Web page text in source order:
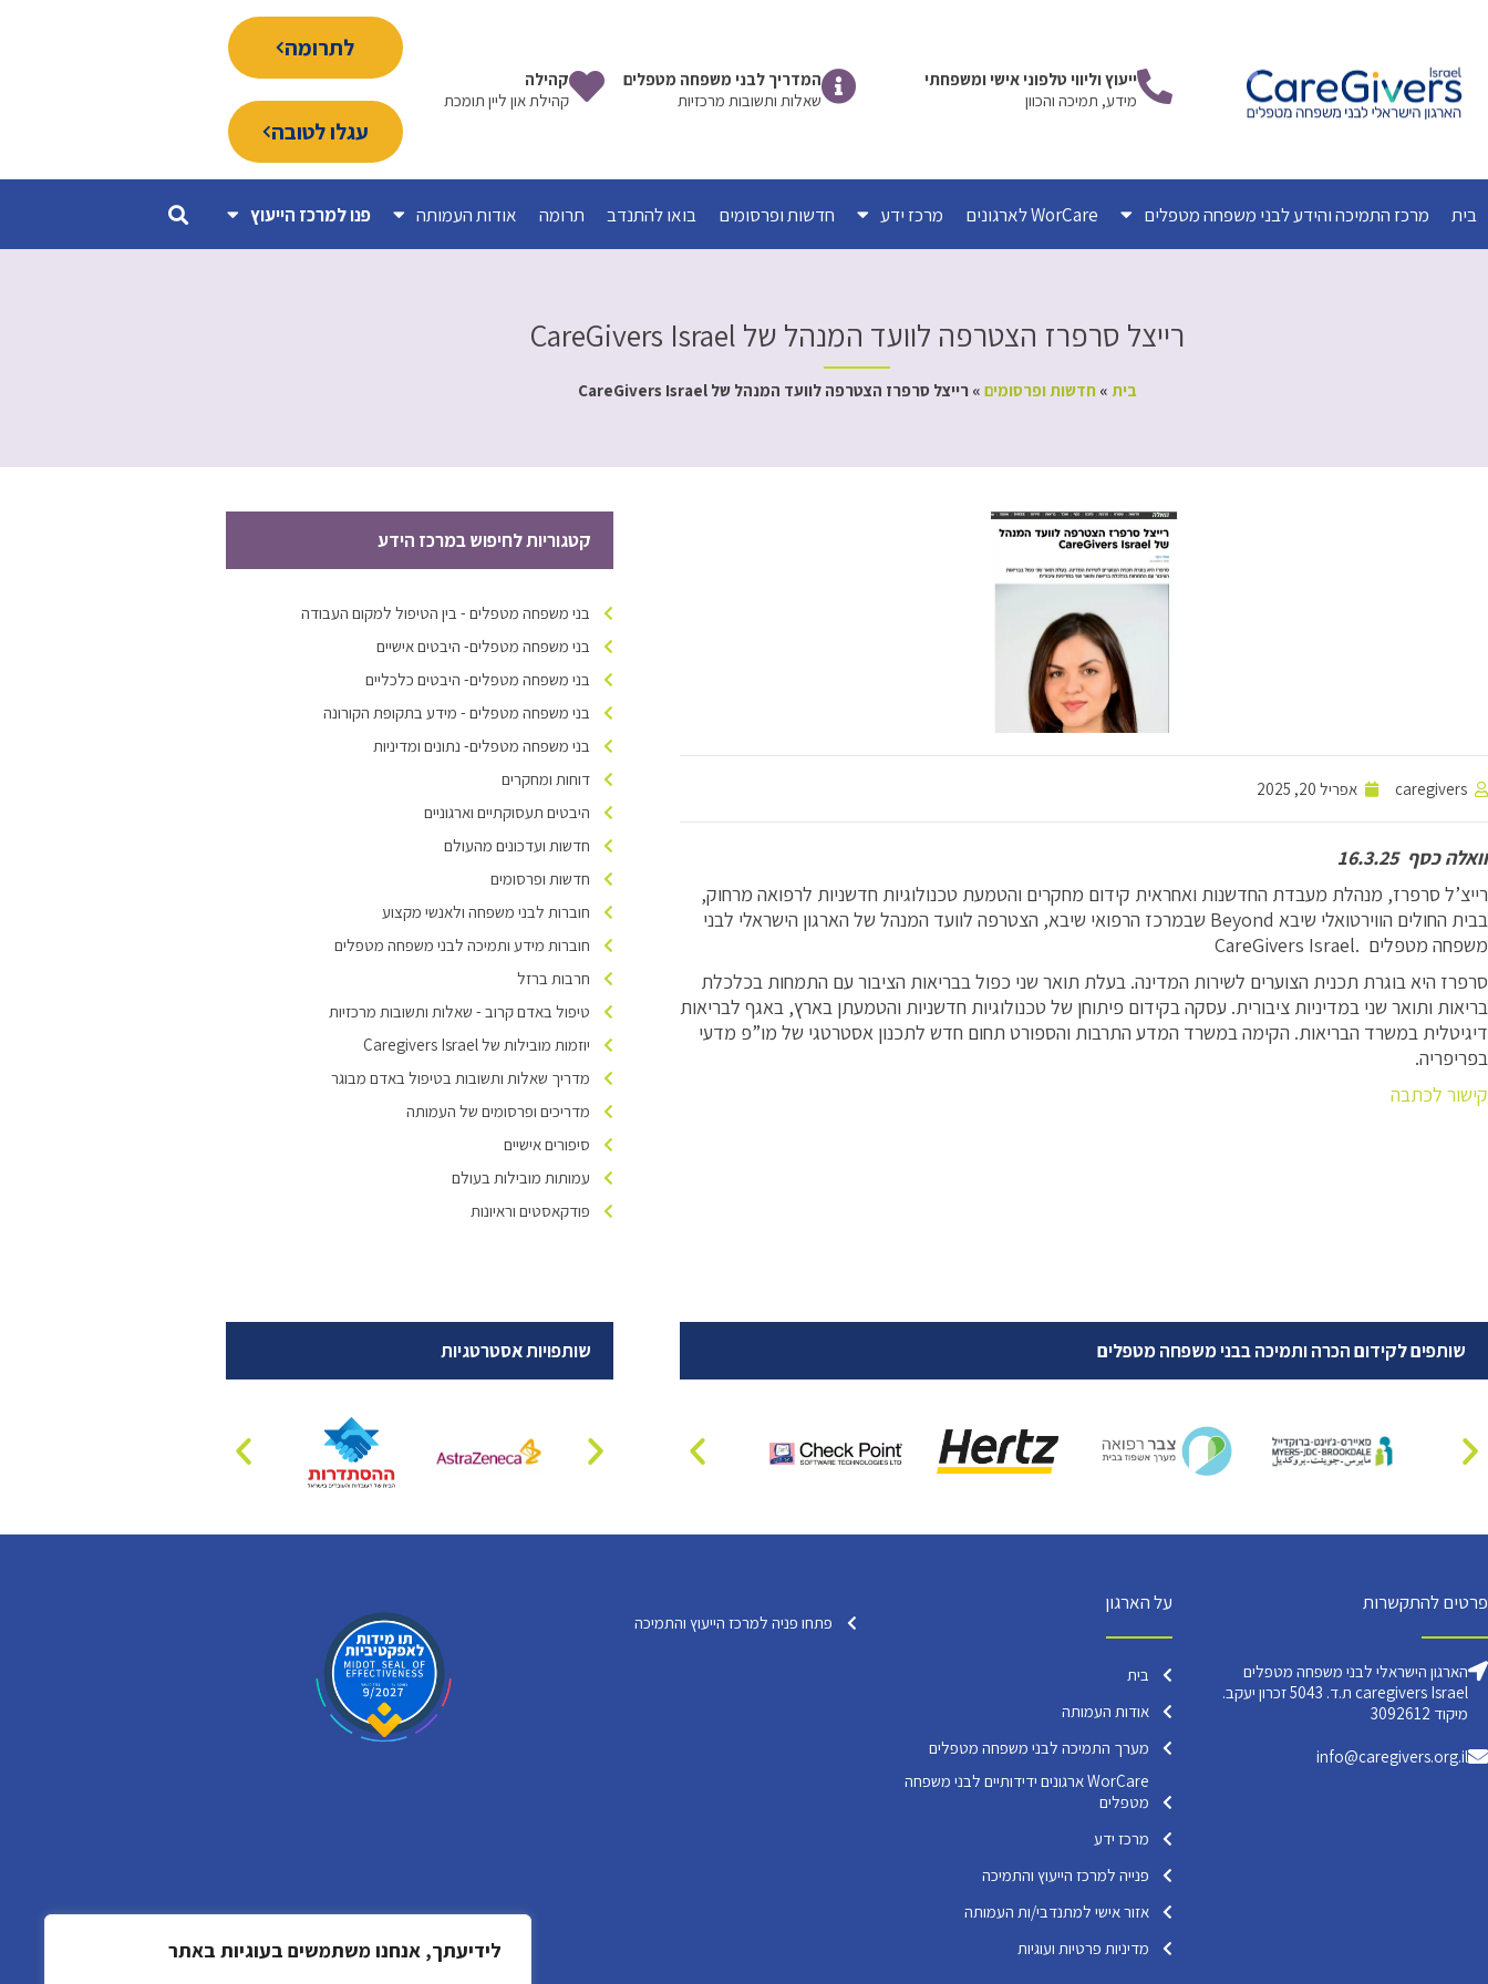
לידיעתך, אנחנו משתמשים בעוגיות באתר
ייעוץ וליווי טלפוני אישי ומשפחתי
מידע, תמיכה והכוון
המדריך לבני משפחה מטפלים
שאלות ותשובות מרכזיות
קהילה
קהילת און ליין תומכת
לתרומה
עגלו לטובה
בית מרכז התמיכה והידע לבני משפחה מטפלים WorCare לארגונים מרכז ידע חדשות ופרסומים בואו להתנדב תרומה אודות העמותה פנו למרכז הייעוץ
רייצל סרפרז הצטרפה לוועד המנהל של CareGivers Israel
בית »חדשות ופרסומים »רייצל סרפרז הצטרפה לוועד המנהל של CareGivers Israel
caregivers אפריל 20, 2025
וואלה כסף 16.3.25
רייצ’ל סרפרז, מנהלת מעבדת החדשנות ואחראית קידום מחקרים והטמעת טכנולוגיות חדשניות לרפואה מרחוק,
בבית החולים הווירטואלי שיבא Beyond שבמרכז הרפואי שיבא, הצטרפה לוועד המנהל של הארגון הישראלי לבני
משפחה מטפלים .CareGivers Israel
סרפרז היא בוגרת תכנית הצוערים לשירות המדינה. בעלת תואר שני כפול בבריאות הציבור עם התמחות בכלכלת
בריאות ותואר שני במדיניות ציבורית. עסקה בקידום פיתוחן של טכנולוגיות חדשניות והטמעתן בארץ, באגף לבריאות
דיגיטלית במשרד הבריאות. הקימה במשרד המדע התרבות והספורט תחום חדש לתכנון אסטרטגי של מו”פ מדעי
בפריפריה.
קישור לכתבה
קטגוריות לחיפוש במרכז הידע
בני משפחה מטפלים - בין הטיפול למקום העבודה
בני משפחה מטפלים- היבטים אישיים
בני משפחה מטפלים- היבטים כלכליים
בני משפחה מטפלים - מידע בתקופת הקורונה
בני משפחה מטפלים- נתונים ומדיניות
דוחות ומחקרים
היבטים תעסוקתיים וארגוניים
חדשות ועדכונים מהעולם
חדשות ופרסומים
חוברות לבני משפחה ולאנשי מקצוע
חוברות מידע ותמיכה לבני משפחה מטפלים
חרבות ברזל
טיפול באדם קרוב - שאלות ותשובות מרכזיות
יוזמות מובילות של Caregivers Israel
מדריך שאלות ותשובות בטיפול באדם מבוגר
מדריכים ופרסומים של העמותה
סיפורים אישיים
עמותות מובילות בעולם
פודקאסטים וראיונות
שותפים לקידום הכרה ותמיכה בבני משפחה מטפלים שותפויות אסטרטגיות
פרטים להתקשרות
הארגון הישראלי לבני משפחה מטפלים
caregivers Israel ת.ד. 5043 זכרון יעקב.
מיקוד 3092612
info@caregivers.org.il
על הארגון
בית
אודות העמותה
מערך התמיכה לבני משפחה מטפלים
WorCare ארגונים ידידותיים לבני משפחה
מטפלים
מרכז ידע
פנייה למרכז הייעוץ והתמיכה
אזור אישי למתנדבי/ות העמותה
מדיניות פרטיות ועוגיות
פתחו פניה למרכז הייעוץ והתמיכה